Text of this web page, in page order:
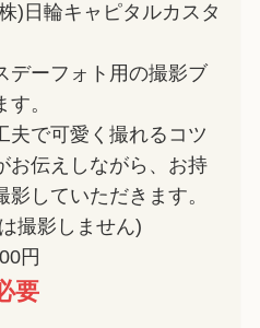
)日輪キャピタルカスタ
デーフォト用の撮影ブ
。
夫で可愛く撮れるコツ
お伝えしながら、お持
影していただきます。
撮影しません)
円
要